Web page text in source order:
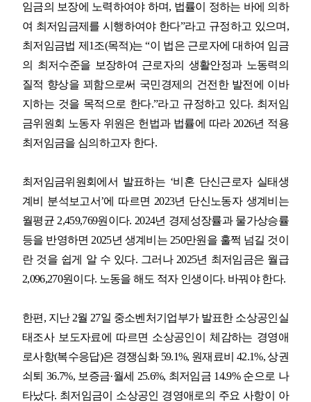
임금의 보장에 노력하여야 하며, 법률이 정하는 바에 의하
여 최저임금제를 시행하여야 한다”라고 규정하고 있으며 ,
최저임금법 제 1조(목적)는“이 법은 근로자에 대하여 임금
의 최저수준을 보장하여 근로자의 생활안정과 노동력의
질적 향상을 꾀함으로써 국민경제의 건전한 발전에 이바
지하는 것을 목적으로 한다.”라고 규정하고 있다. 최저임
금위원회 노동자 위원은 헌법과 법률에 따라 2026년 적용
최저임금을 심의하고자 한다.
최저임금위원회에서 발표하는 ‘비혼 단신근로자 실태생
계비 분석보고서’에 따르면 2023년 단신노동자 생계비는
월평균 2,459,769원이다. 2024년 경제성장률과 물가상승률
등을 반영하면 2025년 생계비는 250만원을 훌쩍 넘길 것이
란 것을 쉽게 알 수 있다. 그러나 2025년 최저임금은 월급
2,096,270원이다. 노동을 해도 적자 인생이다. 바꿔야 한다.
한편 , 지난 2월 27일 중소벤처기업부가 발표한 소상공인실
태조사 보도자료에 따르면 소상공인이 체감하는 경영애
로사항(복수응답)은 경쟁심화 59.1%, 원재료비 42.1%,상권
쇠퇴 36.7%, 보증금·월세 25.6%, 최저임금 14.9% 순으로 나
타났다. 최저임금이 소상공인 경영애로의 주요 사항이 아